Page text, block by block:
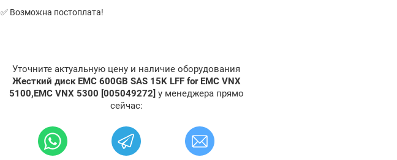
✅ Возможна постоплата!
Уточните актуальную цену и наличие оборудования
Жесткий диск EMC 600GB SAS 15K LFF for EMC VNX
5100,EMC VNX 5300 [005049272] у менеджера прямо
сейчас: